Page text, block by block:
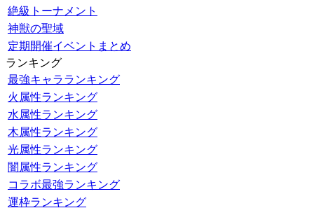
絶級トーナメント
神獣の聖域
定期開催イベントまとめ
ランキング
最強キャラランキング
火属性ランキング
水属性ランキング
木属性ランキング
光属性ランキング
闇属性ランキング
コラボ最強ランキング
運枠ランキング